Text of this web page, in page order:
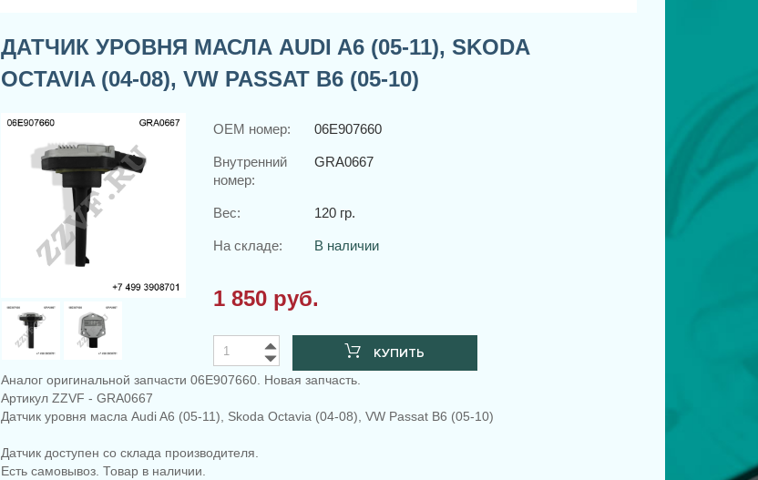
ДАТЧИК УРОВНЯ МАСЛА AUDI A6 (05-11), SKODA
OCTAVIA (04-08), VW PASSAT B6 (05-10)
OEM номер: 06E907660
Внутренний
номер:
GRA0667
Вес: 120 гр.
На складе: В наличии
1 850 руб.
КУПИТЬ
Аналог оригинальной запчасти 06E907660. Новая запчасть.
Артикул ZZVF - GRA0667
Датчик уровня масла Audi A6 (05-11), Skoda Octavia (04-08), VW Passat B6 (05-10)
Датчик доступен со склада производителя.
Есть самовывоз. Товар в наличии.